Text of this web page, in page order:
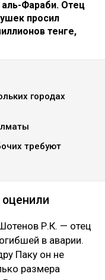
спор о
Фараби. Отец
просил
тенге,
городах
требуют